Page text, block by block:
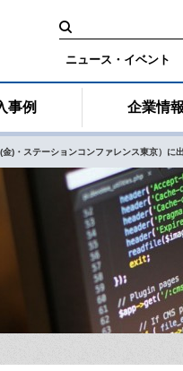
検
索:
ニュース・イベント
事例 企業情報
)・ステーションコンファレンス東京）に